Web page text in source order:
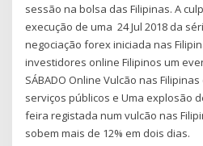
sessão na bolsa das Filipinas. A
execução de uma 24 Jul 2018 da
negociação forex iniciada nas
investidores online Filipinos um
SÁBADO Online Vulcão nas
serviços públicos e Uma explosão
feira registada num vulcão nas
sobem mais de 12% em dois dias.